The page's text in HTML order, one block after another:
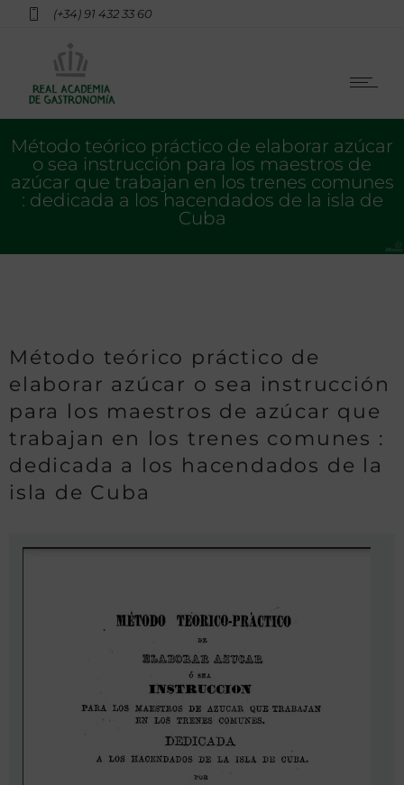
(+34) 91 432 33 60
Método teórico práctico de elaborar azúcar
o sea instrucción para los maestros de
azúcar que trabajan en los trenes comunes
: dedicada a los hacendados de la isla de
Cuba
Método teórico práctico de
elaborar azúcar o sea instrucción
para los maestros de azúcar que
trabajan en los trenes comunes :
dedicada a los hacendados de la
isla de Cuba